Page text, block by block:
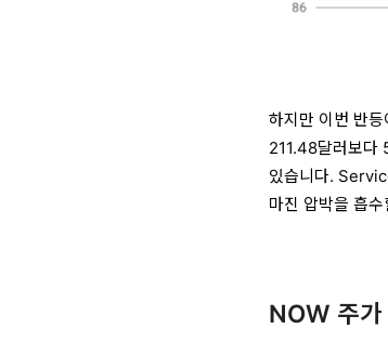
하지만 이번 반
211.48달러보다
있습니다.
마진 압박을 흡
NOW 주가